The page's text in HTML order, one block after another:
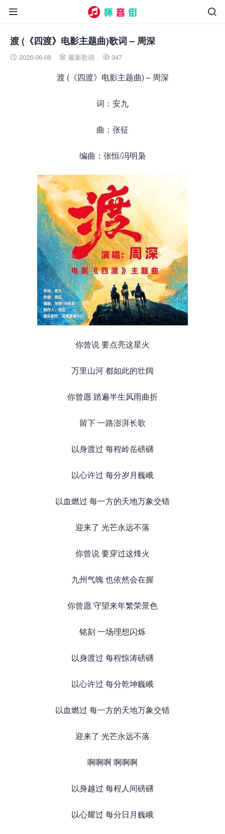


渡 (《四渡》电影主题曲)歌词 – 周深
 2026-06-09  最新歌词  347
渡 (《四渡》电影主题曲) – 周深
词：安九
曲：张征
编曲：张恒/冯明枭
你曾说 要点亮这星火
万里山河 都如此的壮阔
你曾愿 踏遍半生风雨曲折
留下 一路澎湃长歌
以身渡过 每程岭岳磅礴
以心许过 每分岁月巍峨
以血燃过 每一方的天地万象交错
迎来了 光芒永远不落
你曾说 要穿过这烽火
九州气魄 也依然会在握
你曾愿 守望来年繁荣景色
铭刻 一场理想闪烁
以身渡过 每程惊涛磅礴
以心许过 每分乾坤巍峨
以血燃过 每一方的天地万象交错
迎来了 光芒永远不落
啊啊啊 啊啊啊
以身越过 每程人间磅礴
以心耀过 每分日月巍峨